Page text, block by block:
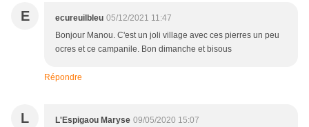
E ecureuilbleu 05/12/2021 11:47
Bonjour Manou. C'est un joli village avec ces pierres un peu
ocres et ce campanile. Bon dimanche et bisous
Répondre
L L'Espigaou Maryse 09/05/2020 15:07